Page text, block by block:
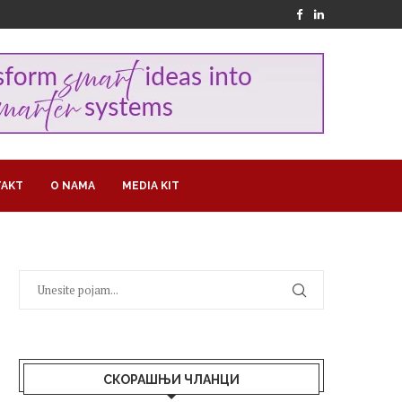
O NAMA MEDIA KIT
СКОРАШЊИ ЧЛАНЦИ